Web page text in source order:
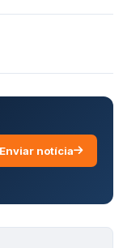
Enviar notícia